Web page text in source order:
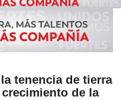
tenencia de tierra
de la